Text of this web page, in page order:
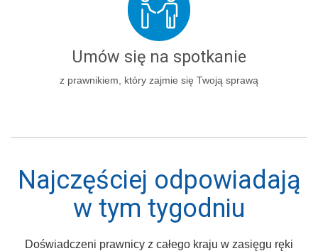
Umów się na spotkanie
z prawnikiem, który zajmie się Twoją sprawą
Najczęściej odpowiadają
w tym tygodniu
Doświadczeni prawnicy z całego kraju w zasięgu ręki